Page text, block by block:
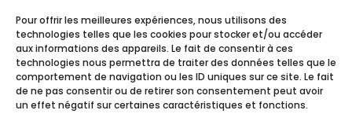
Pour offrir les meilleures expériences, nous utilisons des
technologies telles que les cookies pour stocker et/ou accéder
aux informations des appareils. Le fait de consentir à ces
technologies nous permettra de traiter des données telles que le
comportement de navigation ou les ID uniques sur ce site. Le fait
de ne pas consentir ou de retirer son consentement peut avoir
un effet négatif sur certaines caractéristiques et fonctions.

+33788241640

contact@romuald-et-samuel.fr